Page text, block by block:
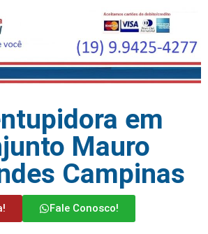
em
Mauro
Campinas
Fale Conosco!